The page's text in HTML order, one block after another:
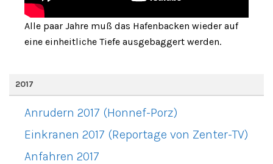
Alle paar Jahre muß das Hafenbacken wieder auf
eine einheitliche Tiefe ausgebaggert werden.
2017
Anrudern 2017 (Honnef-Porz)
Einkranen 2017 (Reportage von Zenter-TV)
Anfahren 2017